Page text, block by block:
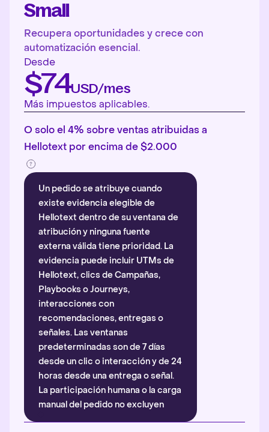
Small
Recupera oportunidades y crece con
automatización esencial.
Desde
$74USD/mes
Más impuestos aplicables.
O solo el 4% sobre ventas atribuidas a
Hellotext por encima de $2.000
Un pedido se atribuye cuando
existe evidencia elegible de
Hellotext dentro de su ventana de
atribución y ninguna fuente
externa válida tiene prioridad. La
evidencia puede incluir UTMs de
Hellotext, clics de Campañas,
Playbooks o Journeys,
interacciones con
recomendaciones, entregas o
señales. Las ventanas
predeterminadas son de 7 días
desde un clic o interacción y de 24
horas desde una entrega o señal.
La participación humana o la carga
manual del pedido no excluyen
automáticamente la atribución.